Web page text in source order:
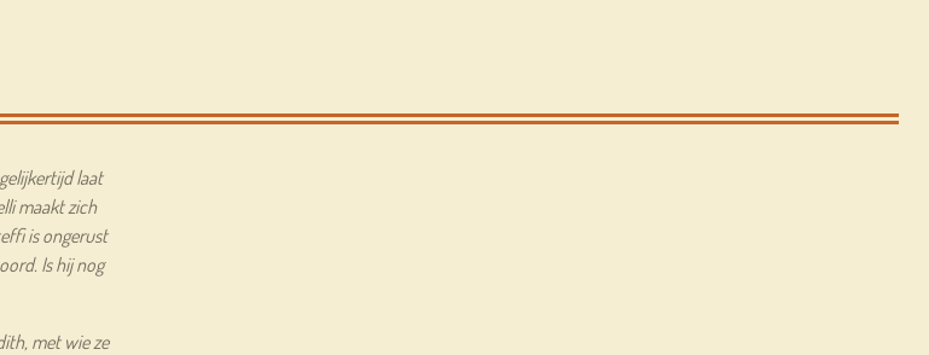
laat
maakt zich
is ongerust
Is hij nog
met wie ze